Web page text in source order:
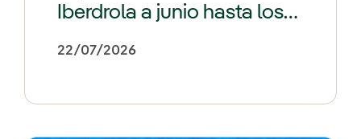
Iberdrola a junio hasta los
22/07/2026